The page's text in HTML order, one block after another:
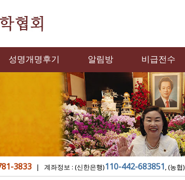
성명개명후기 알림방 비급전수
3833 | 계좌정보 : (신한은행)110-442-683851, (농협)